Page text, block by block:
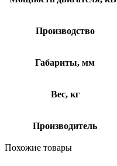
Производство
Габариты, мм
Вес, кг
Производитель
Похожие товары